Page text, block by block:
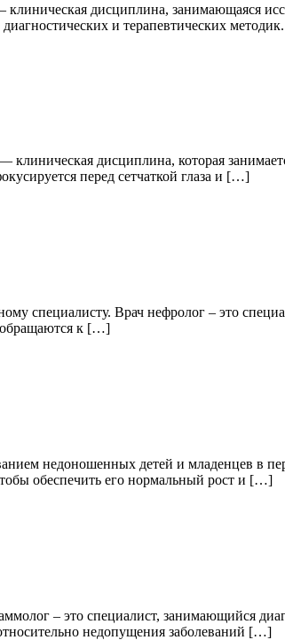
дисциплина, занимающаяся
и терапевтических
дисциплина, которая
перед сетчаткой глаза и […]
специалисту. Врач нефролог – это
обращаются к […]
недоношенных детей и младенцев в
обеспечить его нормальный рост и […]
– это специалист, занимающийся
недопущения заболеваний […]